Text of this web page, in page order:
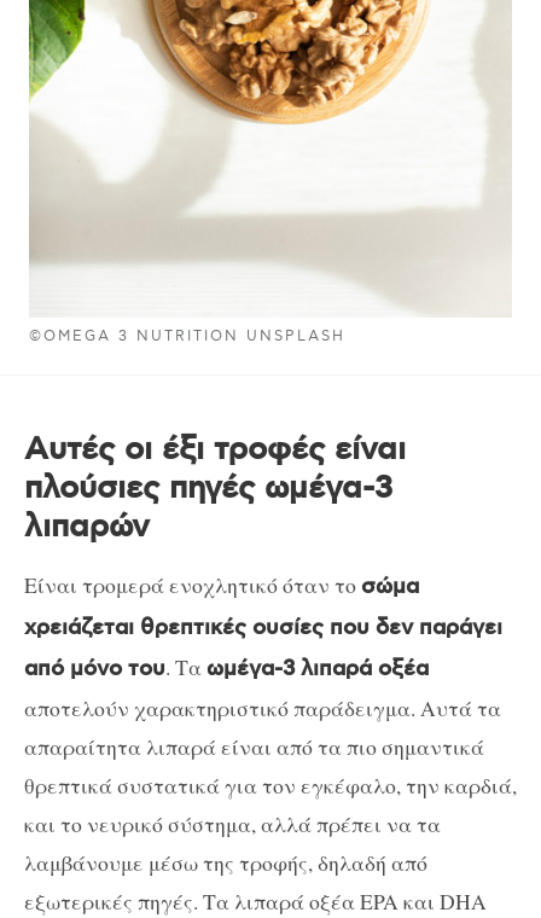
©OMEGA 3 NUTRITION UNSPLASH
Αυτές οι έξι τροφές είναι
πλούσιες πηγές ωμέγα-3
λιπαρών
Είναι τρομερά ενοχλητικό όταν το σώμα
χρειάζεται θρεπτικές ουσίες που δεν παράγει
από μόνο του. Ταωμέγα-3 λιπαρά οξέα
αποτελούν χαρακτηριστικό παράδειγμα. Αυτά τα
απαραίτητα λιπαρά είναι από τα πιο σημαντικά
θρεπτικά συστατικά για τον εγκέφαλο, την καρδιά,
και το νευρικό σύστημα, αλλά πρέπει να τα
λαμβάνουμε μέσω της τροφής, δηλαδή από
εξωτερικές πηγές. Τα λιπαρά οξέα EPA και DHA